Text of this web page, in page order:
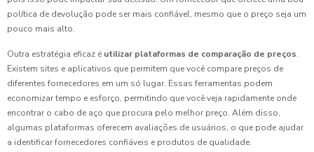
política de devolução pode ser mais confiável, mesmo que o preço seja um
pouco mais alto.
Outra estratégia eficaz é utilizar plataformas de comparação de preços.
Existem sites e aplicativos que permitem que você compare preços de
diferentes fornecedores em um só lugar. Essas ferramentas podem
economizar tempo e esforço, permitindo que você veja rapidamente onde
encontrar o cabo de aço que procura pelo melhor preço. Além disso,
algumas plataformas oferecem avaliações de usuários, o que pode ajudar
a identificar fornecedores confiáveis e produtos de qualidade.